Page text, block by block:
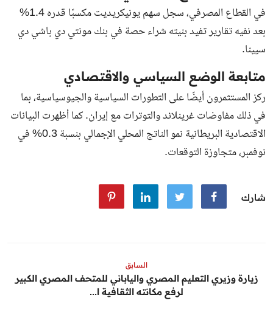
في القطاع المصرفي، سجل سهم يونيكريديت مكسبًا قدره 1.4%
بعد نفيه تقارير تفيد بنيته شراء حصة في بنك مونتي دي باشي دي
سيينا.
متابعة الوضع السياسي والاقتصادي
ركز المستثمرون أيضًا على التطورات السياسية والجيوسياسية، بما
في ذلك مفاوضات غرينلاند والتوترات مع إيران. كما أظهرت البيانات
الاقتصادية البريطانية نمو الناتج المحلي الإجمالي بنسبة 0.3% في
نوفمبر، متجاوزة التوقعات.
شارك
السابق
زيارة وزيري التعليم المصري والياباني للمتحف المصري الكبير
لرفع مكانته الثقافية ا...